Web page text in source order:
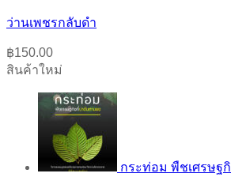
ว่านเพชรกลับดำ
฿150.00
สินค้าใหม่
กระท่อม พืชเศรษฐ